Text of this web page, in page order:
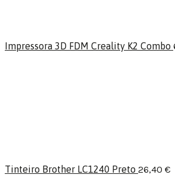
Impressora 3D FDM Creality K2 Combo
Tinteiro Brother LC1240 Preto 26,40 €